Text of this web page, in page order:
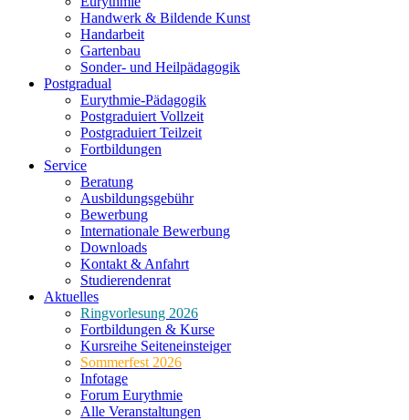
Handwerk & Bildende Kunst
Handarbeit
Gartenbau
Sonder- und Heilpädagogik
Postgradual
Eurythmie-Pädagogik
Postgraduiert Vollzeit
Postgraduiert Teilzeit
Fortbildungen
Service
Beratung
Ausbildungsgebühr
Bewerbung
Internationale Bewerbung
Downloads
Kontakt & Anfahrt
Studierendenrat
Aktuelles
Ringvorlesung 2026
Fortbildungen & Kurse
Kursreihe Seiteneinsteiger
Sommerfest 2026
Infotage
Forum Eurythmie
Alle Veranstaltungen